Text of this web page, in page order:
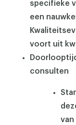
specifieke
een
voort uit
consulten
van